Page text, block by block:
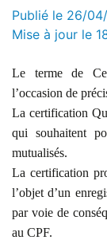
Publié le 26/
Mise à jour le
Le terme de
l’occasion de
La certification
qui souhaitent
mutualisés.
La certification
l’objet d’un
par voie de
au CPF.